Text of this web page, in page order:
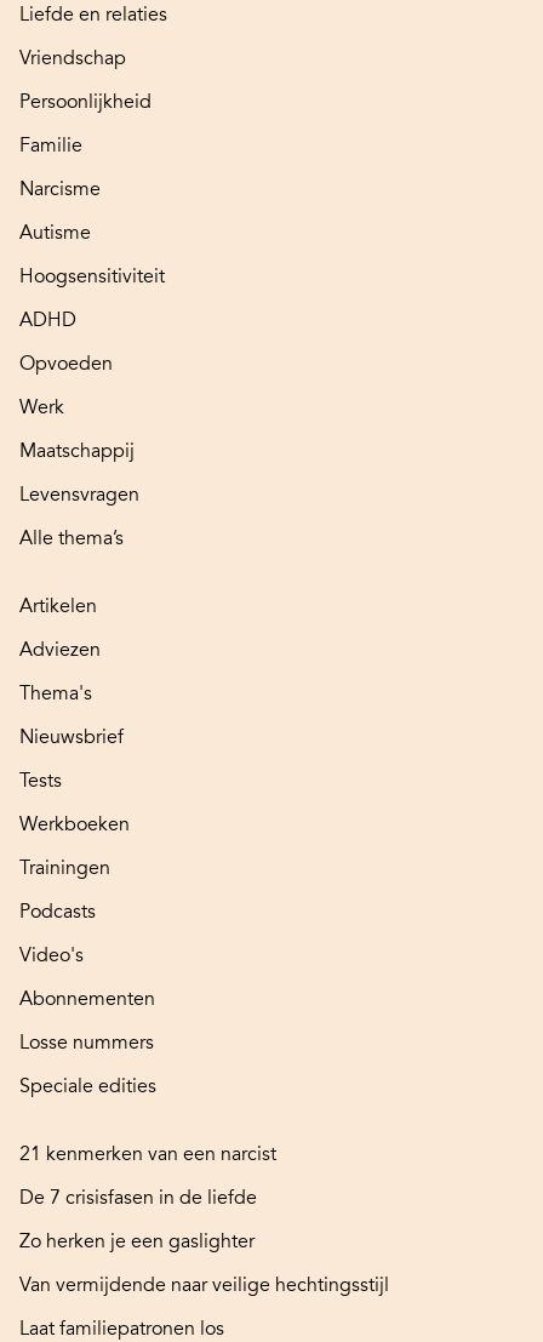
Liefde en relaties
Vriendschap
Persoonlijkheid
Familie
Narcisme
Autisme
Hoogsensitiviteit
ADHD
Opvoeden
Werk
Maatschappij
Levensvragen
Alle thema’s
Artikelen
Adviezen
Thema's
Nieuwsbrief
Tests
Werkboeken
Trainingen
Podcasts
Video's
Abonnementen
Losse nummers
Speciale edities
21 kenmerken van een narcist
De 7 crisisfasen in de liefde
Zo herken je een gaslighter
Van vermijdende naar veilige hechtingsstijl
Laat familiepatronen los